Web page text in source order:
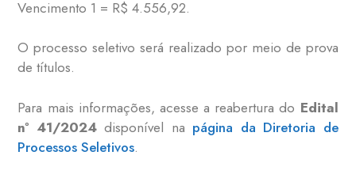
Vencimento 1 = R$ 4.556,92.
O processo seletivo será realizado por meio de prova
de títulos.
Para mais informações, acesse a reabertura do Edital
nº 41/2024disponível na página da Diretoria de
Processos Seletivos.